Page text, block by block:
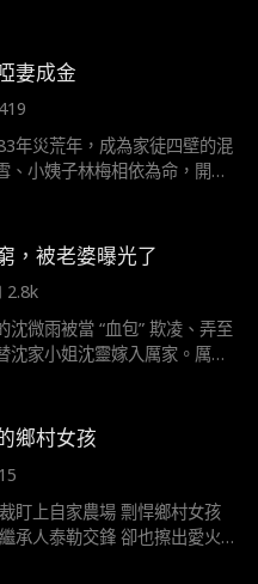
一朝飛上枝頭後，就處處找機
。魏琛雖然不知道安琪身份，
面維護，又不可控制的對安琪
一次意外後，魏琛發現了安文
得知，安小滿才是自己的親生
妻成金
419
年災荒年，成為家徒四壁的混
、小姨子林梅相依為命，開局
溫飽，靠售賣野味與草藥賺取
雪的啞疾；後結識藥店老闆沈
長期合作，甚至出讓金瘡藥配
時帶動村民採草藥增收。
，被老婆曝光了
2.8k
沈微雨被當 “血包” 欺凌、弄至
沈家小姐沈靈嫁入厲家。厲家
大師 “青鳶” 的身份，暗中追
冤案，而南霆竟是她一直聯繫
從試探到信任，聯手用證據揭
弘的惡行，將壞人送入法網。
微雨沉冤得雪，與他開啓幸福
鄉村女孩
盯上自家農場 剽悍鄉村女孩
承人泰勒交鋒 卻也擦出愛火